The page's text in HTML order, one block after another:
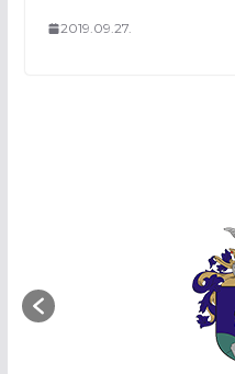
2019.09.27.